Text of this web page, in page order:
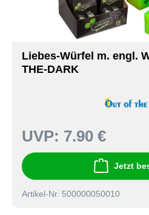
Liebes-Würfel m. engl.
THE-DARK
UVP: 7.90 €
Jetzt
Artikel-Nr. 500000050010